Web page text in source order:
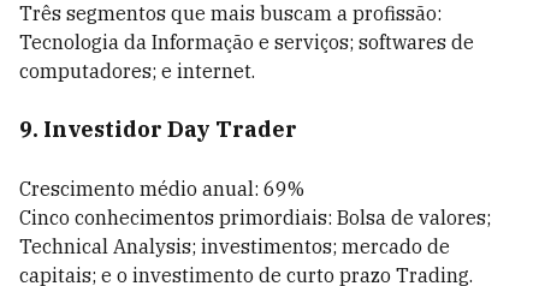
Três segmentos que mais buscam a profissão:
Tecnologia da Informação e serviços; softwares de
computadores; e internet.
9. Investidor Day Trader
Crescimento médio anual: 69%
Cinco conhecimentos primordiais: Bolsa de valores;
Technical Analysis; investimentos; mercado de
capitais; e o investimento de curto prazo Trading.